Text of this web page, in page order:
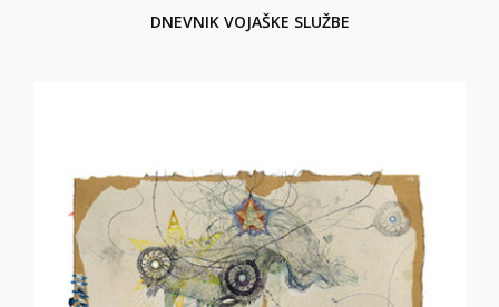
DNEVNIK VOJAŠKE SLUŽBE